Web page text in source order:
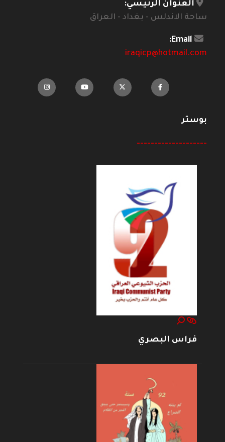
العنوان الرئيسي:
ساحة الاندلس - بغداد - العراق
Email:
iraqicp@hotmail.com
بوستر
--------------------
فراس البصري